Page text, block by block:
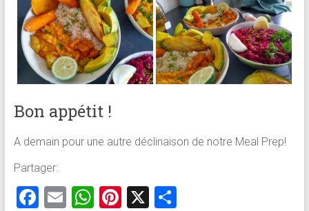
Bon appétit !
A demain pour une autre déclinaison de notre Meal Prep!
Partager:
F E W Pi X P